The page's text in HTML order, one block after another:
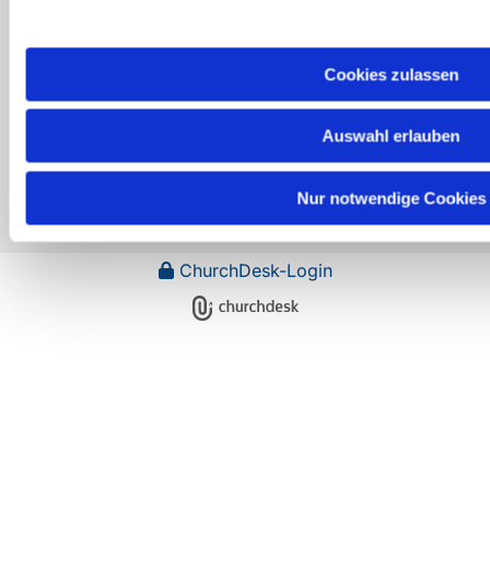
Cookies zulassen
Auswahl erlauben
Nur notwendige Cookies
ChurchDesk-Login